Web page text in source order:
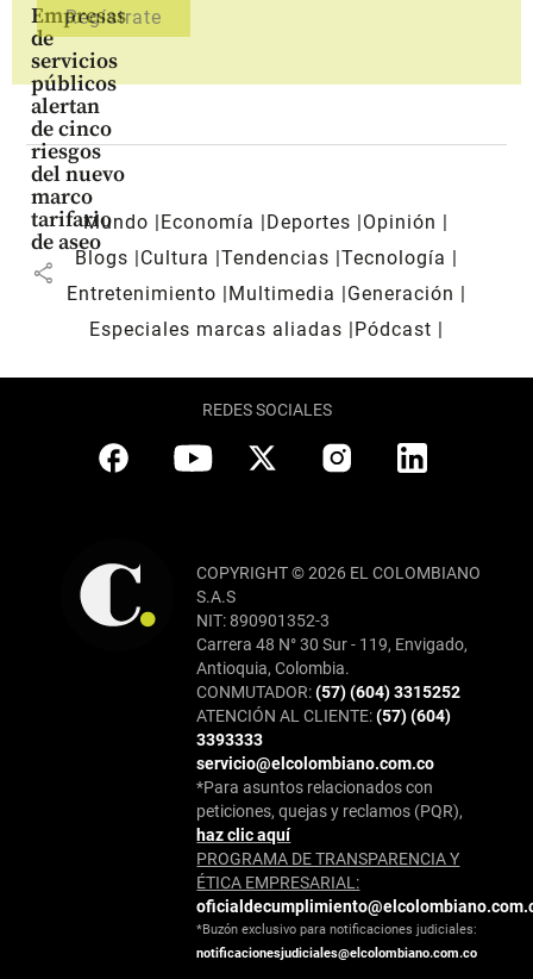
Empresas
de
servicios
públicos
alertan
de cinco
riesgos
del nuevo
marco
tarifario
de aseo
share
Mundo Economía Deportes
Opinión
Blogs
Cultura Tendencias Tecnología
Entretenimiento
Multimedia
Generación
Especiales marcas aliadas
Pódcast
REDES SOCIALES
COPYRIGHT © 2026 EL COLOMBIANO
S.A.S
NIT: 890901352-3
Carrera 48 N° 30 Sur - 119, Envigado,
Antioquia, Colombia.
CONMUTADOR:(57) (604) 3315252
ATENCIÓN AL CLIENTE:(57) (604)
3393333
servicio@elcolombiano.com.co
*Para asuntos relacionados con
peticiones, quejas y reclamos (PQR),
haz clic aquí
PROGRAMA DE TRANSPARENCIA Y
ÉTICA EMPRESARIAL:
*Buzón exclusivo para notificaciones judiciales:
notificacionesjudiciales@elcolombiano.com.co